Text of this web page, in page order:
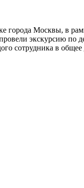
города Москвы, в
экскурсию по
сотрудника в общее